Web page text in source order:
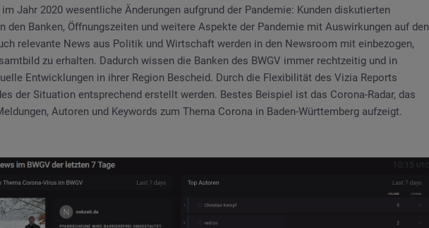
Jahr 2020 wesentliche Änderungen aufgrund der Pandemie: Kunden diskutierten
den Banken, Öffnungszeiten und weitere Aspekte der Pandemie mit Auswirkungen auf den
relevante News aus Politik und Wirtschaft werden in den Newsroom mit einbezogen,
zu erhalten. Dadurch wissen die Banken des BWGV immer rechtzeitig und in
Entwicklungen in ihrer Region Bescheid. Durch die Flexibilität des Vizia Reports
der Situation entsprechend erstellt werden. Bestes Beispiel ist das Corona-Radar, das
Autoren und Keywords zum Thema Corona in Baden-Württemberg aufzeigt.